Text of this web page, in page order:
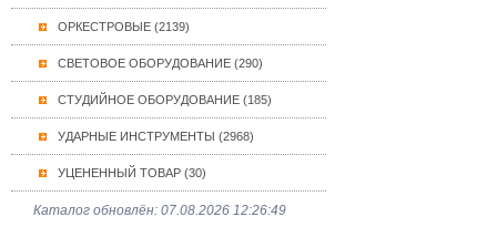
ОРКЕСТРОВЫЕ (2139)
СВЕТОВОЕ ОБОРУДОВАНИЕ (290)
СТУДИЙНОЕ ОБОРУДОВАНИЕ (185)
УДАРНЫЕ ИНСТРУМЕНТЫ (2968)
УЦЕНЕННЫЙ ТОВАР (30)
Каталог обновлён: 07.08.2026 12:26:49